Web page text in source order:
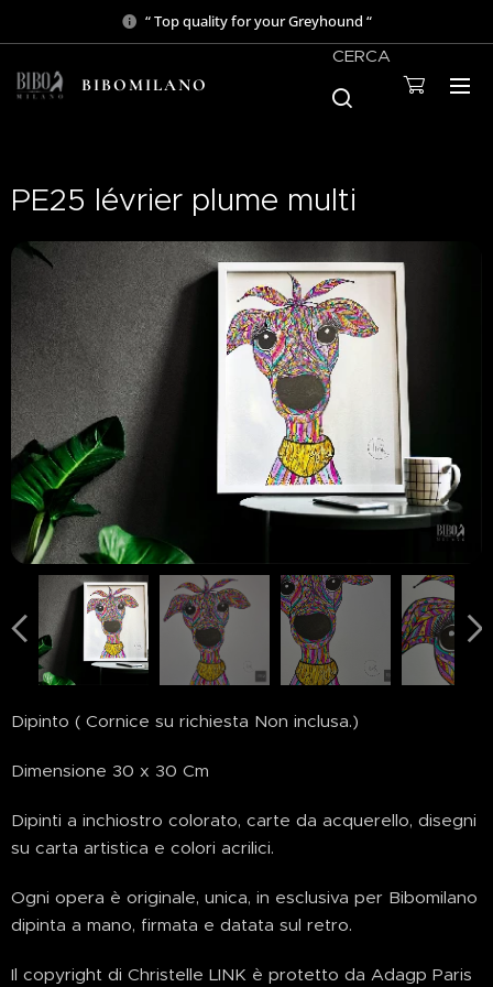
“ Top quality for your Greyhound “
BIBOMILANO
CERCA
PE25 lévrier plume multi
Dipinto ( Cornice su richiesta Non inclusa.)
Dimensione 30 x 30 Cm
Dipinti a inchiostro colorato, carte da acquerello, disegni
su carta artistica e colori acrilici.
Ogni opera è originale, unica, in esclusiva per Bibomilano
dipinta a mano, firmata e datata sul retro.
Il copyright di Christelle LINK è protetto da Adagp Paris